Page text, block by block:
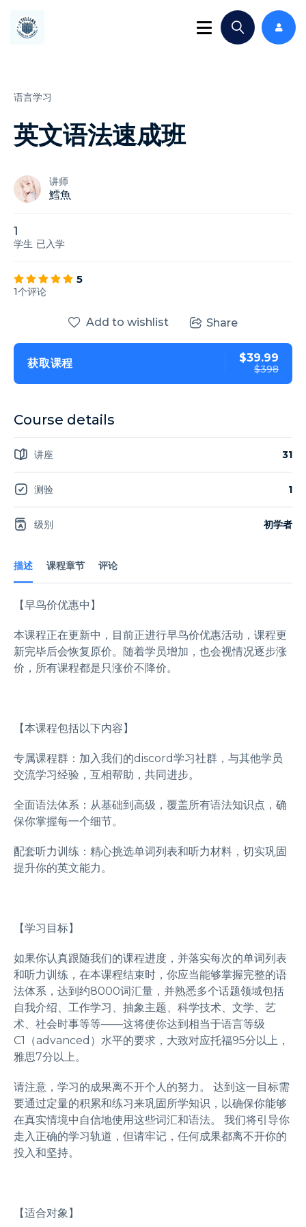
语言学习
英文语法速成班
讲师
鱈魚
1
学生 已入学
5
1个评论
描述 课程章节 评论
【早鸟价优惠中】
本课程正在更新中，目前正进行早鸟价优惠活动，课程更
新完毕后会恢复原价。随着学员增加，也会视情况逐步涨
价，所有课程都是只涨价不降价。
【本课程包括以下内容】
专属课程群：加入我们的discord学习社群，与其他学员
交流学习经验，互相帮助，共同进步。
全面语法体系：从基础到高级，覆盖所有语法知识点，确
保你掌握每一个细节。
配套听力训练：精心挑选单词列表和听力材料，切实巩固
提升你的英文能力。
【学习目标】
如果你认真跟随我们的课程进度，并落实每次的单词列表
和听力训练，在本课程结束时，你应当能够掌握完整的语
法体系，达到约8000词汇量，并熟悉多个话题领域包括
自我介绍、工作学习、抽象主题、科学技术、文学、艺
术、社会时事等等——这将使你达到相当于语言等级
C1（advanced）水平的要求，大致对应托福95分以上，
雅思7分以上。
请注意，学习的成果离不开个人的努力。 达到这一目标需
要通过定量的积累和练习来巩固所学知识，以确保你能够
在真实情境中自信地使用这些词汇和语法。 我们将引导你
走入正确的学习轨道，但请牢记，任何成果都离不开你的
投入和坚持。
【适合对象】
Add to wishlist Share
获取课程 $39.99
$398
Course details
讲座 31
测验 1
级别 初学者